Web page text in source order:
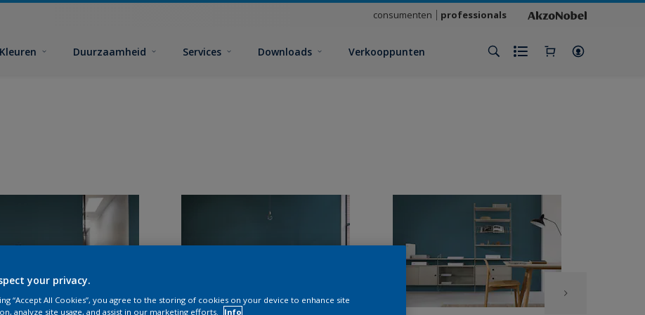
consumenten professionals
Kleuren Duurzaamheid Services Downloads Verkooppunten
your privacy.
“Accept All Cookies”, you agree to the storing of cookies on your device to enhance site
analyze site usage, and assist in our marketing efforts.
Info